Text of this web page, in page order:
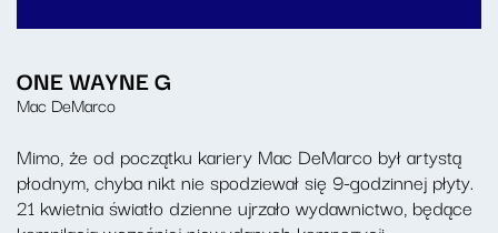
ONE WAYNE G
Mac DeMarco
Mimo, że od początku kariery Mac DeMarco był artystą
płodnym, chyba nikt nie spodziewał się 9-godzinnej płyty.
21 kwietnia światło dzienne ujrzało wydawnictwo, będące